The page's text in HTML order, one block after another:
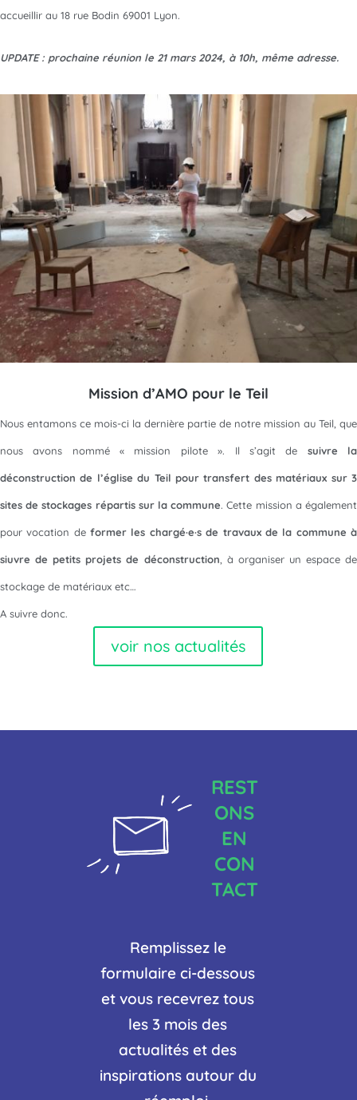
accueillir au 18 rue Bodin 69001 Lyon.
UPDATE : prochaine réunion le 21 mars 2024, à 10h, même adresse.
Mission d’AMO pour le Teil
Nous entamons ce mois-ci la dernière partie de notre mission au Teil, que
nous avons nommé « mission pilote ». Il s’agit de suivre la
déconstruction de l’église du Teil pour transfert des matériaux sur 3
sites de stockages répartis sur la commune. Cette mission a également
pour vocation deformer les chargé·e·s de travaux de la commune à
siuvre de petits projets de déconstruction, à organiser un espace de
stockage de matériaux etc…
A suivre donc.
voir nos actualités
REST
ONS
EN
CON
TACT
Remplissez le
formulaire ci-dessous
et vous recevrez tous
les 3 mois des
actualités et des
inspirations autour du